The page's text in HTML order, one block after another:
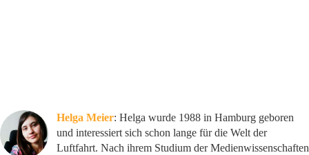
Helga Meier: Helga wurde 1988 in Hamburg geboren
und interessiert sich schon lange für die Welt der
Luftfahrt. Nach ihrem Studium der Medienwissenschaften